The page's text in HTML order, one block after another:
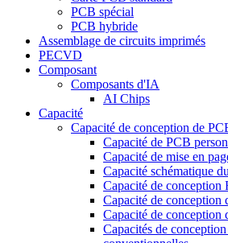
PCB spécial
PCB hybride
Assemblage de circuits imprimés
PECVD
Composant
Composants d'IA
AI Chips
Capacité
Capacité de conception de
Capacité de PCB
Capacité de mise en
Capacité schématique
Capacité de conception
Capacité de
Capacité de
Capacités de